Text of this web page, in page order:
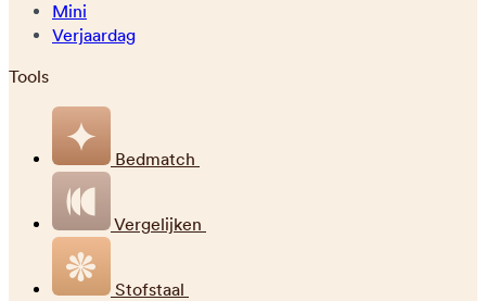
Mini
Verjaardag
Tools
Bedmatch
Vergelijken
Stofstaal